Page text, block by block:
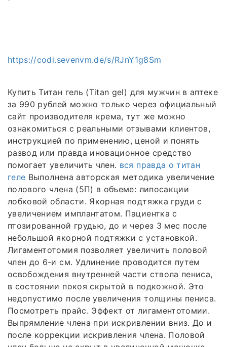
https://codi.sevenvm.de/s/RJnY1g8Sm
Купить Титан гель (Titan gel) для мужчин в аптеке
за 990 рублей можно только через официальный
сайт производителя крема, тут же можно
ознакомиться с реальными отзывами клиентов,
инструкцией по применению, ценой и понять
развод или правда иновационное средство
помогает увеличить член. вся правда о титан
геле Выполнена авторская методика увеличение
полового члена (5П) в объеме: липосакции
лобковой области. Якорная подтяжка груди с
увеличением имплантатом. Пациентка с
птозированной грудью, до и через 3 мес после
небольшой якорной подтяжки с установкой.
Лигаментотомия позволяет увеличить половой
член до 6-и см. Удлинение проводится путем
освобождения внутренней части ствола пениса,
в состоянии покоя скрытой в подкожной. Это
недопустимо после увеличения толщины пениса.
Посмотреть прайс. Эффект от лигаментотомии.
Выпрямление члена при искривлении вниз. До и
после коррекции искривления члена. Половой